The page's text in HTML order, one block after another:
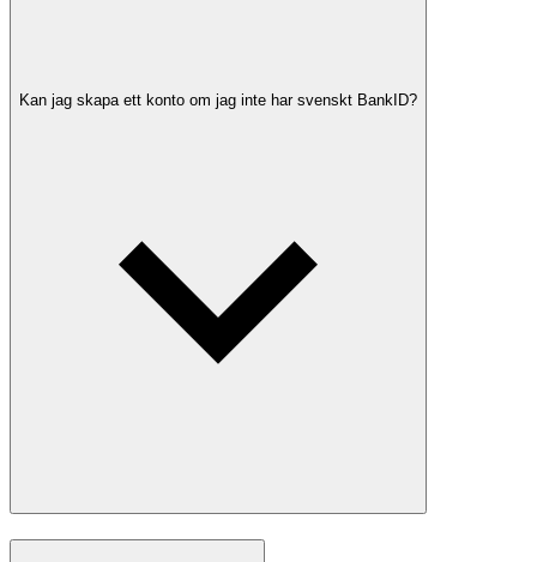
Kan jag skapa ett konto om jag inte har svenskt BankID?